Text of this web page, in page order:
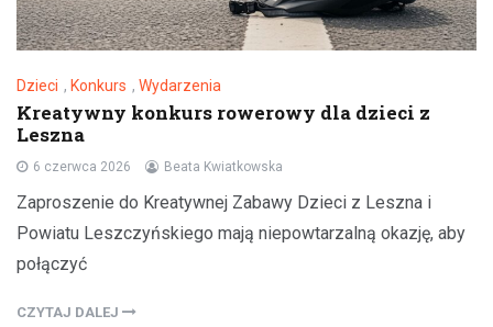
Dzieci , Konkurs , Wydarzenia
Kreatywny konkurs rowerowy dla dzieci z
Leszna
6 czerwca 2026 Beata Kwiatkowska
Zaproszenie do Kreatywnej Zabawy Dzieci z Leszna i
Powiatu Leszczyńskiego mają niepowtarzalną okazję, aby
połączyć
CZYTAJ DALEJ